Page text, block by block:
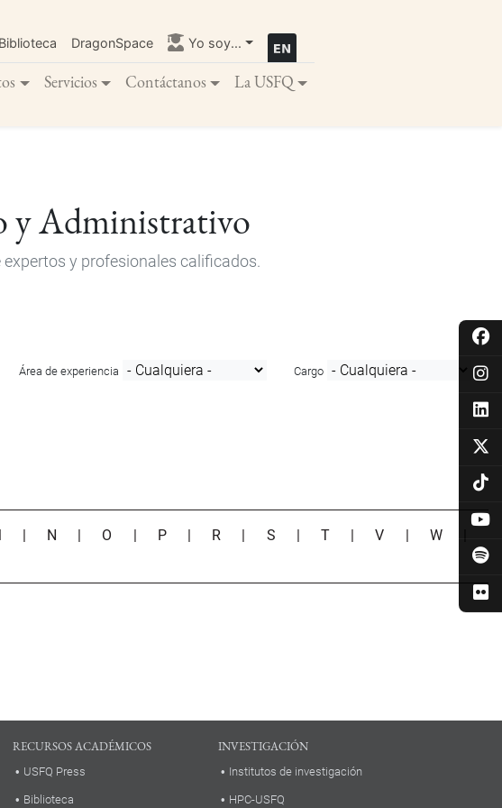
Biblioteca DragonSpace Yo soy...
Servicios Contáctanos La USFQ
y Administrativo
y profesionales calificados.
Área de experiencia Cargo
N O P R S |T |V W
RECURSOS ACADÉMICOS
USFQ Press
Biblioteca
INVESTIGACIÓN
Institutos de investigación
HPC-USFQ